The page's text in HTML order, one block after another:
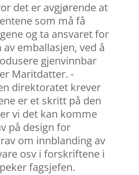
det er avgjørende at
som må få
og ta ansvaret for
emballasjen, ved å
gjenvinnbar
Maritdatter. -
direktoratet krever
er et skritt på den
vi det kan komme
på design for
om innblanding av
osv i forskriftene i
fagsjefen.